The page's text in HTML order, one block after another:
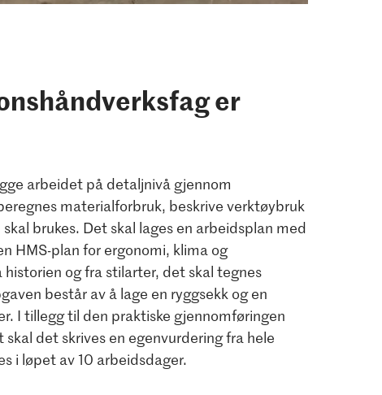
er
arbeidet på detaljnivå gjennom
materialforbruk, beskrive verktøybruk
brukes. Det skal lages en arbeidsplan med
HMS-plan for ergonomi, klima og
og fra stilarter, det skal tegnes
består av å lage en ryggsekk og en
I tillegg til den praktiske gjennomføringen
det skrives en egenvurdering fra hele
i løpet av 10 arbeidsdager.